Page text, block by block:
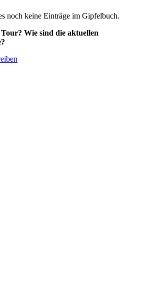
noch keine Einträge im Gipfelbuch.
Wie sind die aktuellen